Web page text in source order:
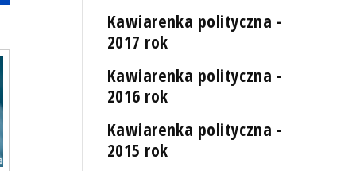
Kawiarenka polityczna -
2017 rok
Kawiarenka polityczna -
2016 rok
Kawiarenka polityczna -
2015 rok